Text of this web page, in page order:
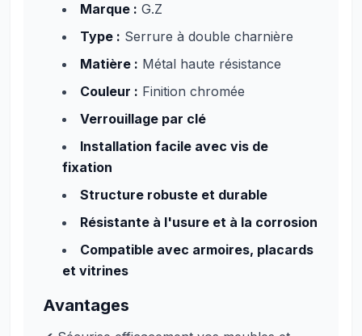
Marque : G.Z
Type : Serrure à double charnière
Matière : Métal haute résistance
Couleur : Finition chromée
Verrouillage par clé
Installation facile avec vis de
fixation
Structure robuste et durable
Résistante à l'usure et à la corrosion
Compatible avec armoires, placards
et vitrines
Avantages